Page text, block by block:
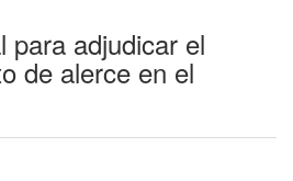
para adjudicar el
de alerce en el